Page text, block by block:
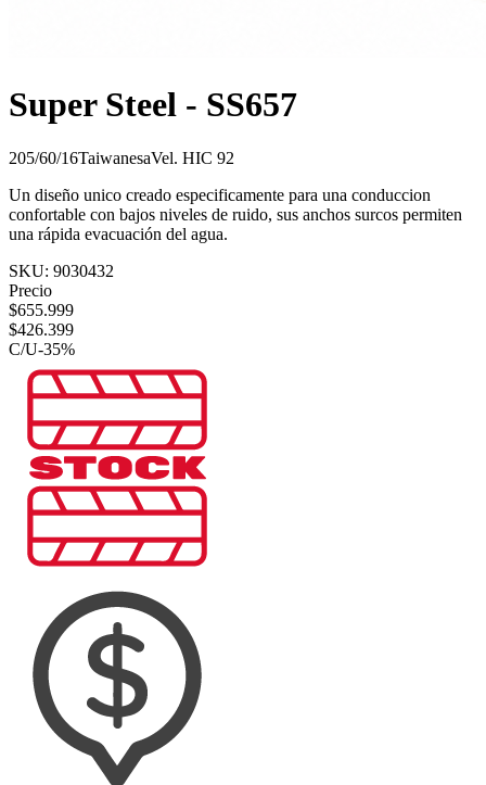
Super Steel - SS657
205/60/16TaiwanesaVel. HIC 92
Un diseño unico creado especificamente para una conduccion
confortable con bajos niveles de ruido, sus anchos surcos permiten
una rápida evacuación del agua.
SKU: 9030432
Precio
$655.999
$426.399
C/U-35%